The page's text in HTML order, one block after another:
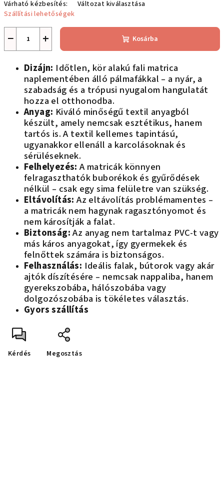
Várható kézbesítés:
Változat kiválasztása
Szállítási lehetőségek
+
− Kosárba
Dizájn: Időtlen, kör alakú fali matrica
naplementében álló pálmafákkal – a nyár, a
szabadság és a trópusi nyugalom hangulatát
hozza el otthonodba.
Anyag: Kiváló minőségű textil anyagból
készült, amely nemcsak esztétikus, hanem
tartós is. A textil kellemes tapintású,
ugyanakkor ellenáll a karcolásoknak és
sérüléseknek.
Felhelyezés:A matricák könnyen
felragaszthatók buborékok és gyűrődések
nélkül – csak egy sima felületre van szükség.
Eltávolítás:Az eltávolítás problémamentes –
a matricák nem hagynak ragasztónyomot és
nem károsítják a falat.
Biztonság:Az anyag nem tartalmaz PVC-t vagy
más káros anyagokat, így gyermekek és
felnőttek számára is biztonságos.
Felhasználás: Ideális falak, bútorok vagy akár
ajtók díszítésére – nemcsak nappaliba, hanem
gyerekszobába, hálószobába vagy
dolgozószobába is tökéletes választás.
Gyors szállítás
Kérdés Megosztás